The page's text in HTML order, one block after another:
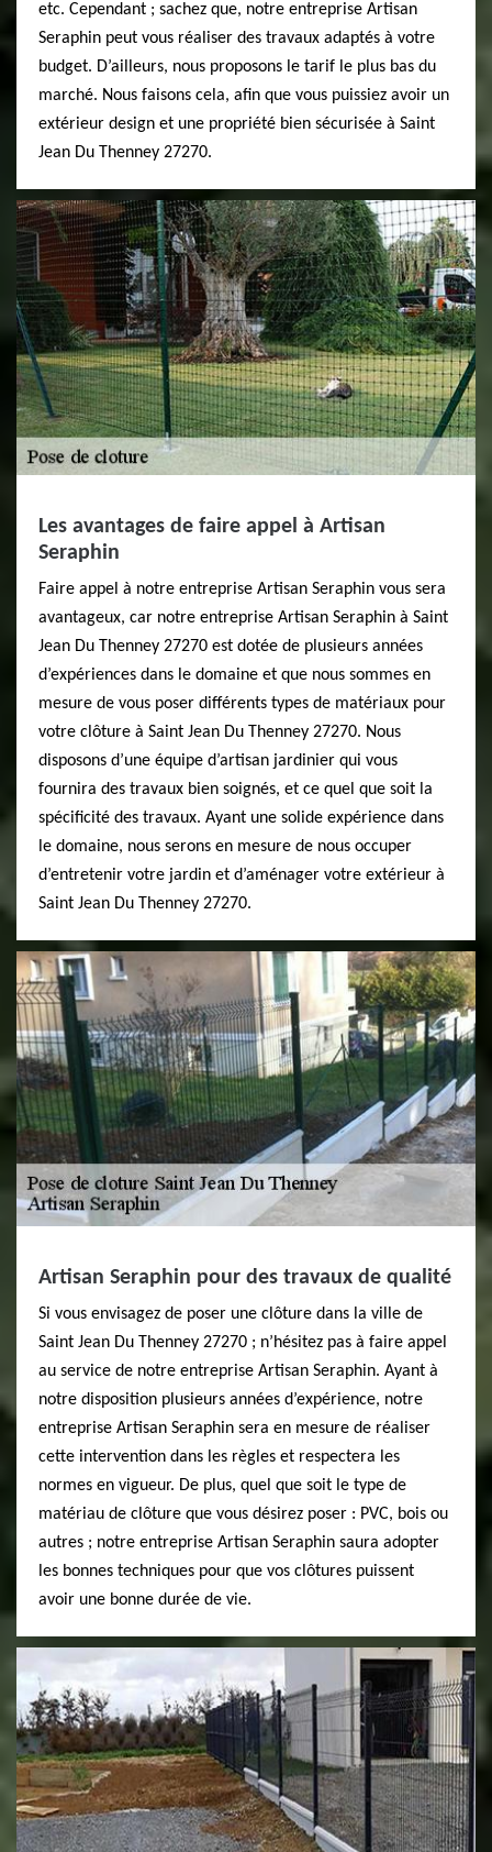
etc. Cependant ; sachez que, notre entreprise Artisan
Seraphin peut vous réaliser des travaux adaptés à votre
budget. D’ailleurs, nous proposons le tarif le plus bas du
marché. Nous faisons cela, afin que vous puissiez avoir un
extérieur design et une propriété bien sécurisée à Saint
Jean Du Thenney 27270.
Les avantages de faire appel à Artisan
Seraphin
Faire appel à notre entreprise Artisan Seraphin vous sera
avantageux, car notre entreprise Artisan Seraphin à Saint
Jean Du Thenney 27270 est dotée de plusieurs années
d’expériences dans le domaine et que nous sommes en
mesure de vous poser différents types de matériaux pour
votre clôture à Saint Jean Du Thenney 27270. Nous
disposons d’une équipe d’artisan jardinier qui vous
fournira des travaux bien soignés, et ce quel que soit la
spécificité des travaux. Ayant une solide expérience dans
le domaine, nous serons en mesure de nous occuper
d’entretenir votre jardin et d’aménager votre extérieur à
Saint Jean Du Thenney 27270.
Artisan Seraphin pour des travaux de qualité
Si vous envisagez de poser une clôture dans la ville de
Saint Jean Du Thenney 27270 ; n’hésitez pas à faire appel
au service de notre entreprise Artisan Seraphin. Ayant à
notre disposition plusieurs années d’expérience, notre
entreprise Artisan Seraphin sera en mesure de réaliser
cette intervention dans les règles et respectera les
normes en vigueur. De plus, quel que soit le type de
matériau de clôture que vous désirez poser : PVC, bois ou
autres ; notre entreprise Artisan Seraphin saura adopter
les bonnes techniques pour que vos clôtures puissent
avoir une bonne durée de vie.